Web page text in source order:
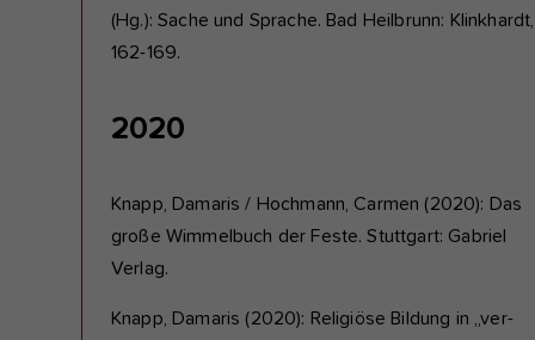
(Hg.): Sache und Sprache. Bad Heilbrunn:
162-169.
2020
Knapp, Damaris / Hochmann, Carmen (2020): Das
große Wimmelbuch der Feste. Stuttgart: Gabriel
Verlag.
Knapp, Damaris (2020): Religiöse Bildung in „ver-